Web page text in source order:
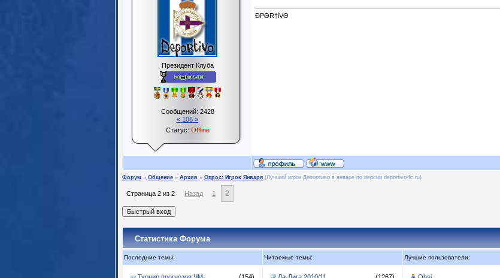
Президент Клуба
Сообщений: 2428
« 106 »
Статус: Offline
ĐPΘR†ίVΘ
Форум » Общение » Архив » Опрос: Игрок Января (Лучший игрок Депортиво в январе по версии deportivo-fc.ru)
Страница 2 из 2 Назад 1 2
Статистика Форума
Последние темы: Читаемые темы: Лучшие пользователи: